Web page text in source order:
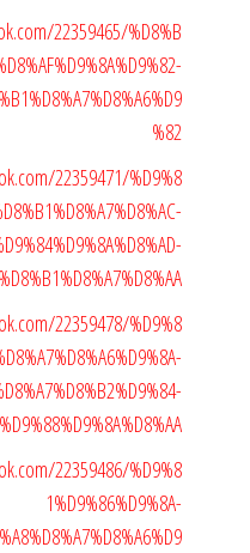
22359465/%D8%B
%82
22359471/%D9%8
22359478/%D9%8
22359486/%D9%8
1%D9%86%D9%8A-